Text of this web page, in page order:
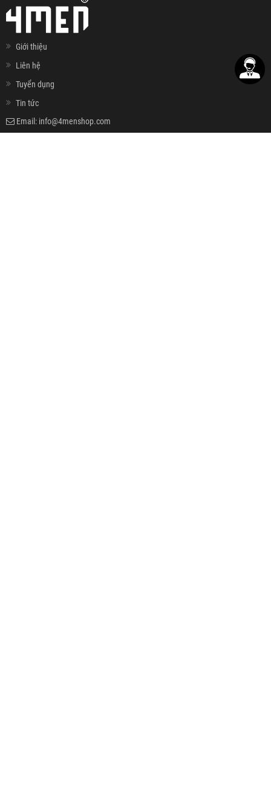
Giới thiệu
Liên hệ
Tuyển dụng
Tin tức
Email: info@4menshop.com